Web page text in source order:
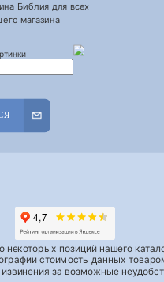
Библия для всех
магазина
позиций нашего
стоимость данных
за возможные